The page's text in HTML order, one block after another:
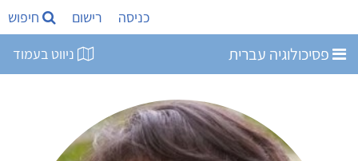
כניסה רישום חיפוש
פסיכולוגיה עברית ניווט בעמוד